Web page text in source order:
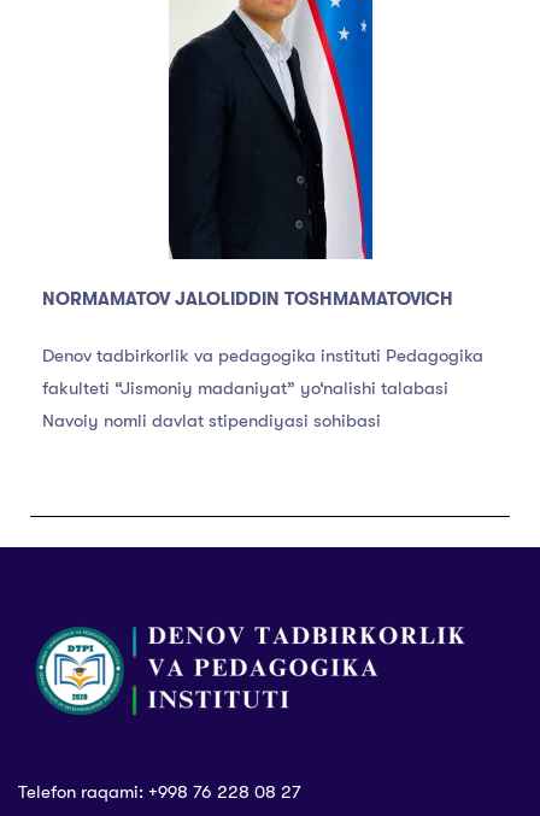
NORMAMATOV JALOLIDDIN TOSHMAMATOVICH
Denov tadbirkorlik va pedagogika instituti Pedagogika
fakulteti “Jismoniy madaniyat” yo‘nalishi talabasi
Navoiy nomli davlat stipendiyasi sohibasi
Telefon raqami: +998 76 228 08 27